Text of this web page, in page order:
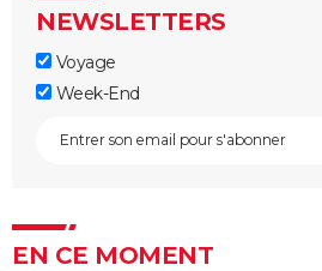
NEWSLETTERS
Voyage
Week-End
EN CE MOMENT